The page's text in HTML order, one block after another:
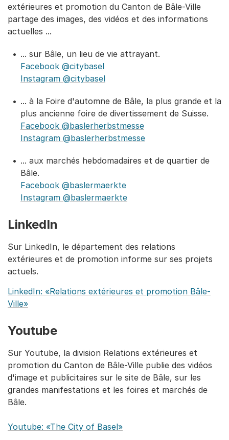
extérieures et promotion du Canton de Bâle-Ville
partage des images, des vidéos et des informations
actuelles ...
... sur Bâle, un lieu de vie attrayant.
Facebook @citybasel
Instagram @citybasel
... à la Foire d'automne de Bâle, la plus grande et la
plus ancienne foire de divertissement de Suisse.
Facebook @baslerherbstmesse
Instagram @baslerherbstmesse
... aux marchés hebdomadaires et de quartier de
Bâle.
Facebook @baslermaerkte
Instagram @baslermaerkte
LinkedIn
Sur LinkedIn, le département des relations
extérieures et de promotion informe sur ses projets
actuels.
LinkedIn: «Relations extérieures et promotion Bâle-
Ville»
Youtube
Sur Youtube, la division Relations extérieures et
promotion du Canton de Bâle-Ville publie des vidéos
d'image et publicitaires sur le site de Bâle, sur les
grandes manifestations et les foires et marchés de
Bâle.
Youtube: «The City of Basel»